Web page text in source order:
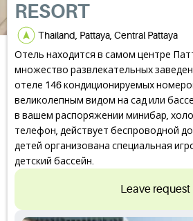
RESORT
Thailand, Pattaya, Central Pattaya
Отель находится в самом центре
множество развлекательных
отеле 146 кондиционируемых
великолепным видом на сад или
в вашем распоряжении минибар,
телефон, действует беспроводной
детей организована специальная
детский бассейн.
Leave request